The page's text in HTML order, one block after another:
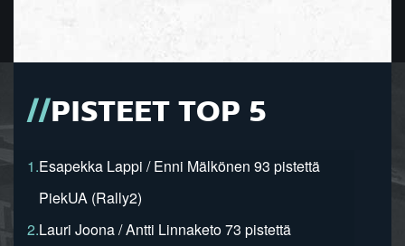
PISTEET TOP 5
1.Esapekka Lappi / Enni Mälkönen 93 pistettä
PiekUA (Rally2)
2.Lauri Joona / Antti Linnaketo 73 pistettä